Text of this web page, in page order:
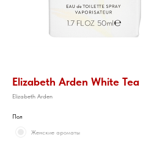
Elizabeth Arden White Tea
Elizabeth Arden
Пол
Женские ароматы